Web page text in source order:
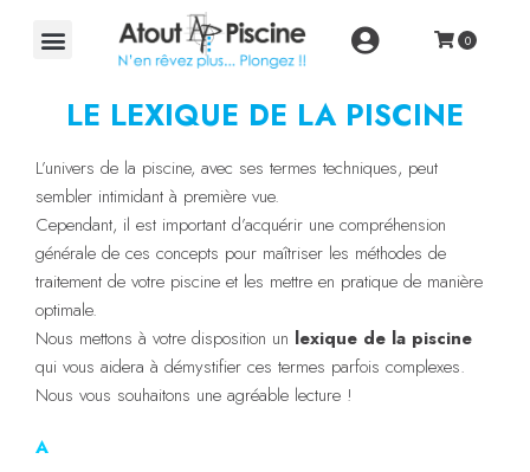
LE LEXIQUE DE LA PISCINE
L’univers de la piscine, avec ses termes techniques, peut
sembler intimidant à première vue.
Cependant, il est important d’acquérir une compréhension
générale de ces concepts pour maîtriser les méthodes de
traitement de votre piscine et les mettre en pratique de manière
optimale.
Nous mettons à votre disposition un lexique de la piscine
qui vous aidera à démystifier ces termes parfois complexes.
Nous vous souhaitons une agréable lecture !
A